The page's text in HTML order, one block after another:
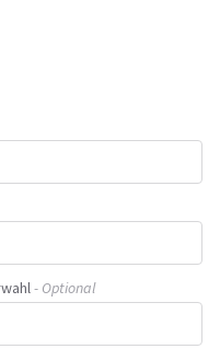
- Optional